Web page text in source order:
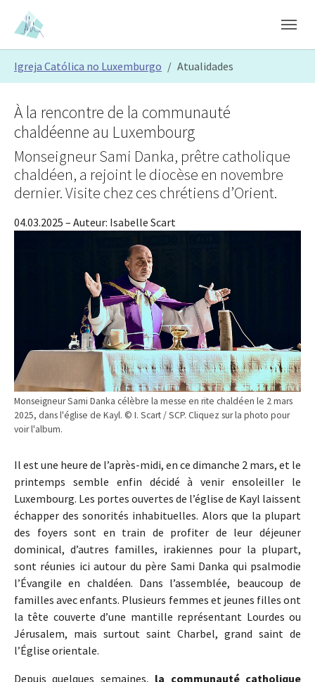
Skip to main content
Skip to page footer
Igreja Católica no Luxemburgo Atualidades
Monseigneur Sami Danka célèbre la messe en rite chaldéen le 2 mars
2025, dans l'église de Kayl. © I. Scart / SCP. Cliquez sur la photo pour
voir l'album.
À la rencontre de la communauté
chaldéenne au Luxembourg
Monseigneur Sami Danka, prêtre catholique
chaldéen, a rejoint le diocèse en novembre
dernier. Visite chez ces chrétiens d’Orient.
04.03.2025 – Auteur: Isabelle Scart
Il est une heure de l’après-midi, en ce dimanche 2 mars, et le
printemps semble enfin décidé à venir ensoleiller le
Luxembourg. Les portes ouvertes de l’église de Kayl laissent
échapper des sonorités inhabituelles. Alors que la plupart
des foyers sont en train de profiter de leur déjeuner
dominical, d’autres familles, irakiennes pour la plupart,
sont réunies ici autour du père Sami Danka qui psalmodie
l’Évangile en chaldéen. Dans l’assemblée, beaucoup de
familles avec enfants. Plusieurs femmes et jeunes filles ont
la tête couverte d’une mantille représentant Lourdes ou
Jérusalem, mais surtout saint Charbel, grand saint de
l’Église orientale.
Depuis quelques semaines, la communauté catholique